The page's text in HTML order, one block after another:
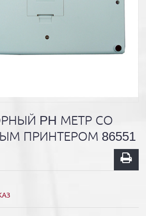
PH МЕТР СО
ПРИНТЕРОМ 86551